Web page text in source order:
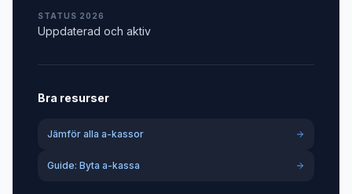
STATUS 2026
Uppdaterad och aktiv
Bra resurser
Jämför alla a-kassor
Guide: Byta a-kassa